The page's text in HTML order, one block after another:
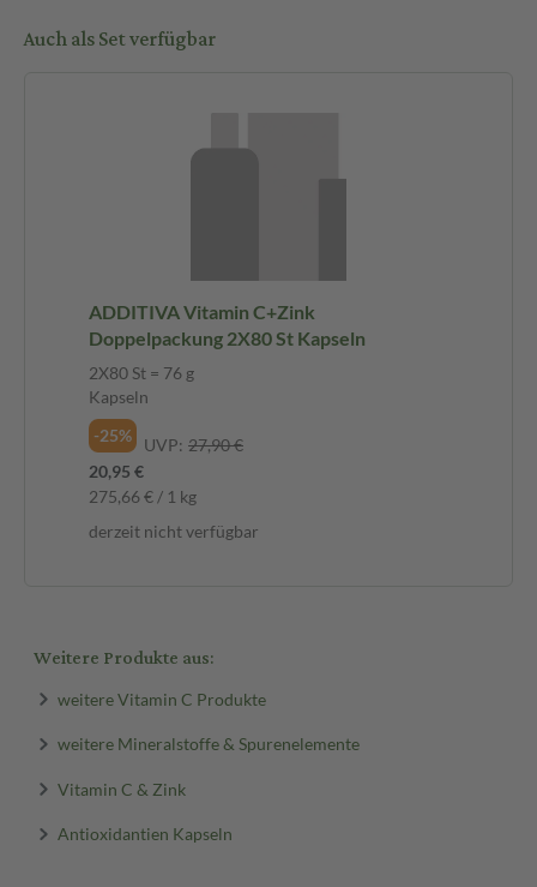
Auch als Set verfügbar
ADDITIVA Vitamin C+Zink
Doppelpackung 2X80 St Kapseln
2X80 St = 76 g
Kapseln
-25%
UVP: 27,90 €
20,95 €
275,66 € / 1 kg
derzeit nicht verfügbar
Weitere Produkte aus:
weitere Vitamin C Produkte
weitere Mineralstoffe & Spurenelemente
Vitamin C & Zink
Antioxidantien Kapseln